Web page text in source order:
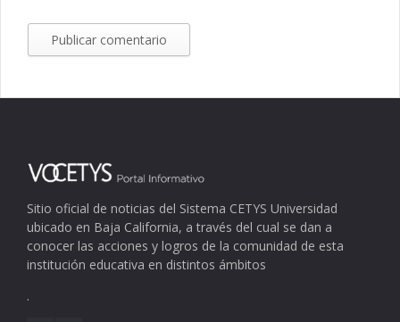
Sitio oficial de noticias del Sistema CETYS Universidad
ubicado en Baja California, a través del cual se dan a
conocer las acciones y logros de la comunidad de esta
institución educativa en distintos ámbitos
.